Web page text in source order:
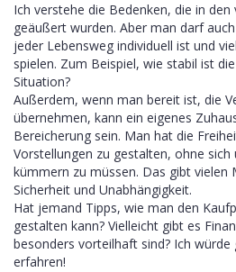
Ich verstehe die Bedenken, die in
geäußert wurden. Aber man darf
jeder Lebensweg individuell ist und
spielen. Zum Beispiel, wie stabil ist
Situation?
Außerdem, wenn man bereit ist, die
übernehmen, kann ein eigenes
Bereicherung sein. Man hat die
Vorstellungen zu gestalten, ohne
kümmern zu müssen. Das gibt vielen
Sicherheit und Unabhängigkeit.
Hat jemand Tipps, wie man den
gestalten kann? Vielleicht gibt es
besonders vorteilhaft sind? Ich
erfahren!